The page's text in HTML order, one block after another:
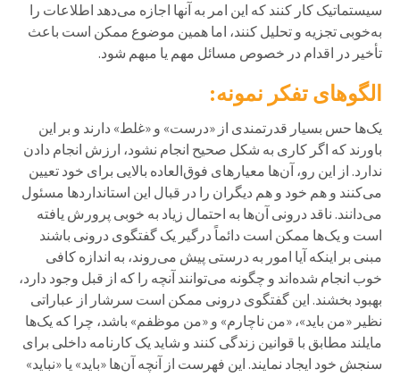
سیستماتیک کار کنند که این امر به آنها اجازه می‌دهد اطلاعات را
به‌خوبی تجزیه و تحلیل کنند، اما همین موضوع ممکن است باعث
تأخیر در اقدام در خصوص مسائل مهم یا مبهم شود.
الگوهای تفکر نمونه:
یک‌ها حس بسیار قدرتمندی از «درست» و «غلط» دارند و بر این
باورند که اگر کاری به شکل صحیح انجام نشود، ارزش انجام دادن
ندارد. از این رو، آن‌ها معیارهای فوق‌العاده بالایی برای خود تعیین
می‌کنند و هم خود و هم دیگران را در قبال این استانداردها مسئول
می‌دانند. ناقد درونی آن‌ها به احتمال زیاد به خوبی پرورش یافته
است و یک‌ها ممکن است دائماً درگیر یک گفتگوی درونی باشند
مبنی بر اینکه آیا امور به درستی پیش می‌روند، به اندازه کافی
خوب انجام شده‌اند و چگونه می‌توانند آنچه را که از قبل وجود دارد،
بهبود بخشند. این گفتگوی درونی ممکن است سرشار از عباراتی
نظیر «من باید»، «من ناچارم» و «من موظفم» باشد، چرا که یک‌ها
مایلند مطابق با قوانین زندگی کنند و شاید یک کارنامه داخلی برای
سنجش خود ایجاد نمایند. این فهرست از آنچه آن‌ها «باید» یا «نباید»